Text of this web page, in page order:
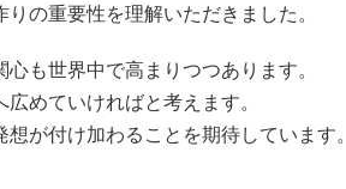
の重要性を理解いただきました。
も世界中で高まりつつあります。
めていければと考えます。
が付け加わることを期待しています。